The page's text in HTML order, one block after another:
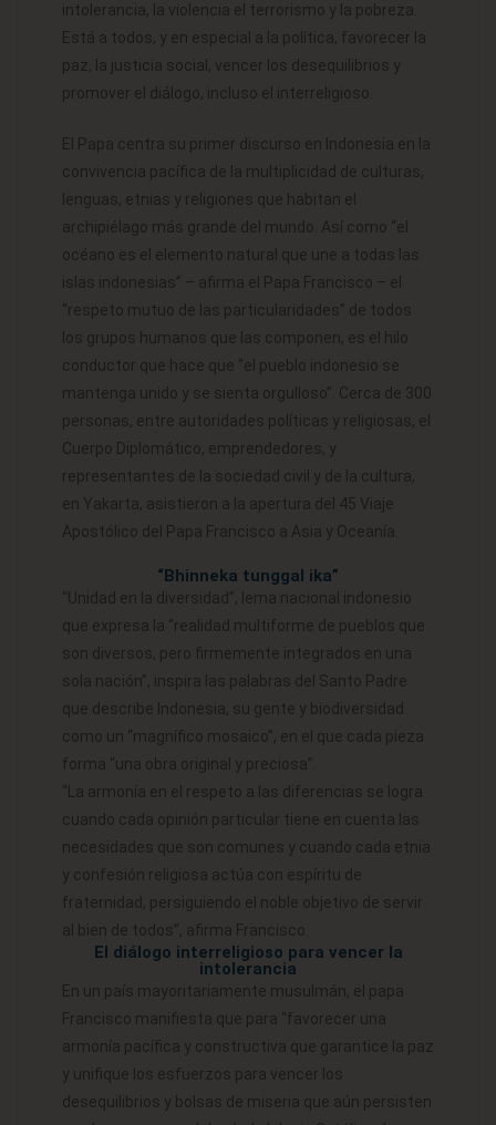
intolerancia, la violencia el terrorismo y la pobreza.
Está a todos, y en especial a la política, favorecer la
paz, la justicia social, vencer los desequilibrios y
promover el diálogo, incluso el interreligioso.
El Papa centra su primer discurso en Indonesia en la
convivencia pacífica de la multiplicidad de culturas,
lenguas, etnias y religiones que habitan el
archipiélago más grande del mundo. Así como “el
océano es el elemento natural que une a todas las
islas indonesias” – afirma el Papa Francisco – el
“respeto mutuo de las particularidades” de todos
los grupos humanos que las componen, es el hilo
conductor que hace que “el pueblo indonesio se
mantenga unido y se sienta orgulloso”. Cerca de 300
personas, entre autoridades políticas y religiosas, el
Cuerpo Diplomático, emprendedores, y
representantes de la sociedad civil y de la cultura,
en Yakarta, asistieron a la apertura del 45 Viaje
Apostólico del Papa Francisco a Asia y Oceanía.
“Bhinneka tunggal ika”
“Unidad en la diversidad”, lema nacional indonesio
que expresa la “realidad multiforme de pueblos que
son diversos, pero firmemente integrados en una
sola nación”, inspira las palabras del Santo Padre
que describe Indonesia, su gente y biodiversidad
como un “magnífico mosaico”, en el que cada pieza
forma “una obra original y preciosa”.
“La armonía en el respeto a las diferencias se logra
cuando cada opinión particular tiene en cuenta las
necesidades que son comunes y cuando cada etnia
y confesión religiosa actúa con espíritu de
fraternidad, persiguiendo el noble objetivo de servir
al bien de todos”, afirma Francisco.
El diálogo interreligioso para vencer la
intolerancia
En un país mayoritariamente musulmán, el papa
Francisco manifiesta que para “favorecer una
armonía pacífica y constructiva que garantice la paz
y unifique los esfuerzos para vencer los
desequilibrios y bolsas de miseria que aún persisten